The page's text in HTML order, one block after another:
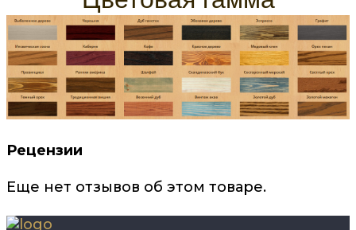
Рецензии
Еще нет отзывов об этом товаре.